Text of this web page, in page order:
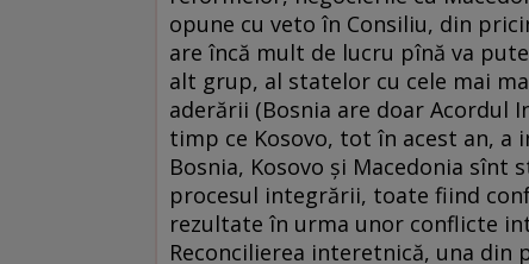
opune cu veto în Consiliu, din
are încă mult de lucru pînă va
alt grup, al statelor cu cele mai
aderării (Bosnia are doar Acordul
timp ce Kosovo, tot în acest an, a
Bosnia, Kosovo şi Macedonia sînt
procesul integrării, toate fiind
rezultate în urma unor conflicte
Reconcilierea interetnică, una